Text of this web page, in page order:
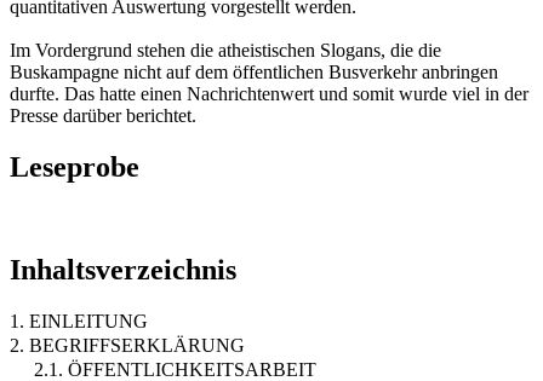
quantitativen Auswertung vorgestellt werden.
Im Vordergrund stehen die atheistischen Slogans, die die
Buskampagne nicht auf dem öffentlichen Busverkehr anbringen
durfte. Das hatte einen Nachrichtenwert und somit wurde viel in der
Presse darüber berichtet.
Leseprobe
Inhaltsverzeichnis
1. EINLEITUNG
2. BEGRIFFSERKLÄRUNG
2.1. ÖFFENTLICHKEITSARBEIT